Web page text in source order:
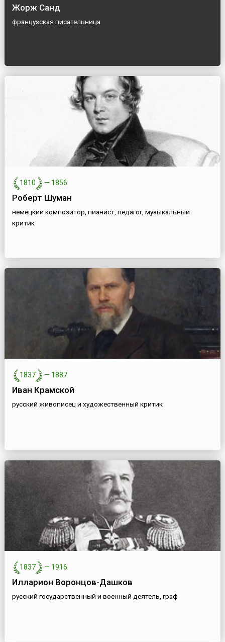
Жорж Санд
французская писательница
1810 — 1856
Роберт Шуман
немецкий композитор, пианист, педагог, музыкальный
критик
1837 — 1887
Иван Крамской
русский живописец и художественный критик
1837 — 1916
Илларион Воронцов-Дашков
русский государственный и военный деятель, граф